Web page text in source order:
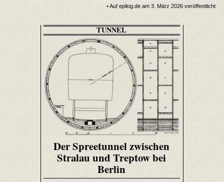
• Auf epilog.de am 3. März 2026 veröffentlicht
TUNNEL
Der Spreetunnel zwischen
Stralau und Treptow bei
Berlin